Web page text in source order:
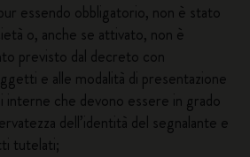
essendo obbligatorio, non è stato
o, anche se attivato, non è
previsto dal decreto con
e alle modalità di presentazione
interne che devono essere in grado
dell’identità del segnalante e
tutelati;